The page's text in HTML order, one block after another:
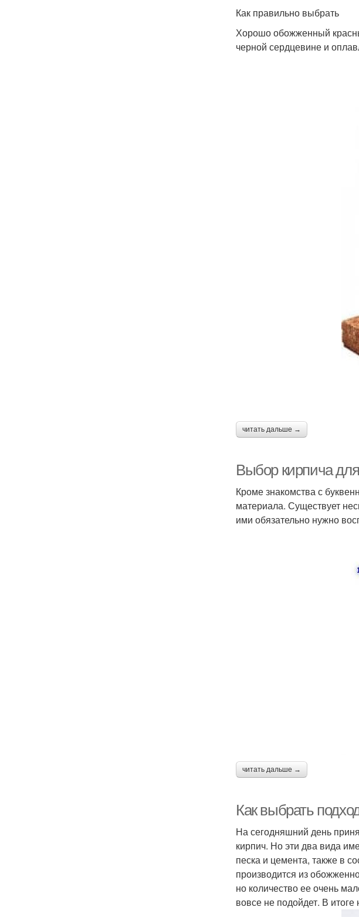
Как правильно выбрать
Хорошо обожженный
черной сердцевине и
читать дальше →
Выбор кирпича
Кроме знакомства с
материала. Существует
ими обязательно нужно
читать дальше →
Как выбрать
На сегодняшний день
кирпич. Но эти два вида
песка и цемента, также в
производится из
но количество ее очень
вовсе не подойдет. В